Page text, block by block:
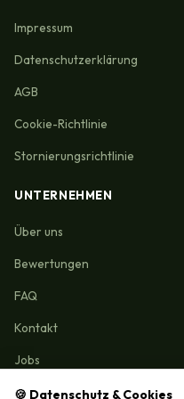
🍪 Datenschutz & Cookies
Impressum
Datenschutzerklärung
AGB
Cookie-Richtlinie
Stornierungsrichtlinie
UNTERNEHMEN
Über uns
Bewertungen
FAQ
Kontakt
Jobs